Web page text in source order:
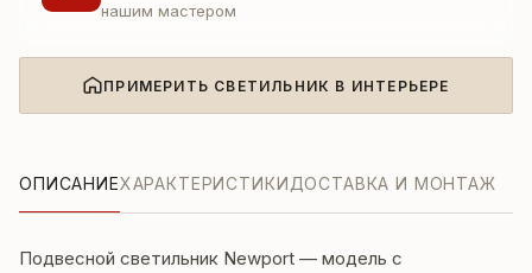
нашим мастером
ПРИМЕРИТЬ СВЕТИЛЬНИК В ИНТЕРЬЕРЕ
ОПИСАНИЕХАРАКТЕРИСТИКИДОСТАВКА И МОНТАЖ
Подвесной светильник Newport — модель с